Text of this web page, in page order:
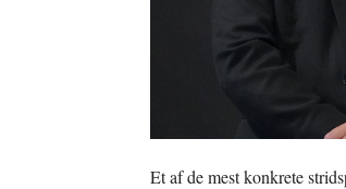
Et af de mest konkrete